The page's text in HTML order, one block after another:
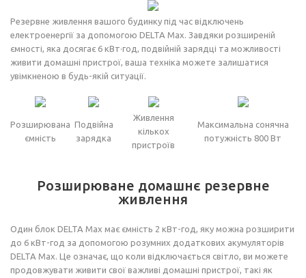
Резервне живлення вашого будинку під час відключень
електроенергії за допомогою DELTA Max. Завдяки розширеній
ємності, яка досягає 6 кВт·год, подвійній зарядці та можливості
живити домашні пристрої, ваша техніка можете залишатися
увімкненою в будь-якій ситуації.
Розширювана
ємність
Подвійна
зарядка
Живлення
кількох
пристроїв
Максимальна сонячна
потужність 800 Вт
Розширюване домашнє резервне
живлення
Один блок DELTA Max має ємність 2 кВт-год, яку можна розширити
до 6 кВт-год за допомогою розумних додаткових акумуляторів
DELTA Max. Це означає, що коли відключається світло, ви можете
продовжувати живити свої важливі домашні пристрої, такі як